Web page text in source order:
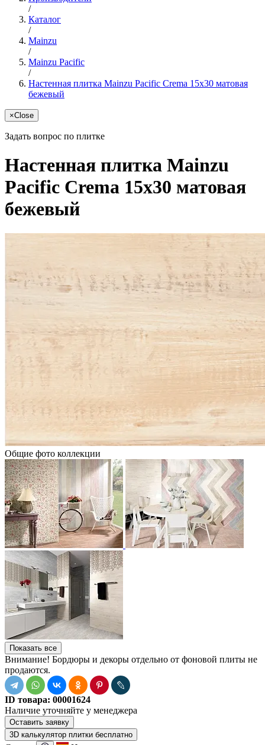
/
Каталог
/
Mainzu
/
Mainzu Pacific
/
Настенная плитка Mainzu Pacific Crema 15x30 матовая
бежевый
×Close
Задать вопрос по плитке
Настенная плитка Mainzu
Pacific Crema 15x30 матовая
бежевый
Общие фото коллекции
Показать все
Внимание! Бордюры и декоры отдельно от фоновой плиты не
продаются.
ID товара: 00001624
Наличие уточняйте у менеджера
Оставить заявку
3D калькулятор плитки бесплатно